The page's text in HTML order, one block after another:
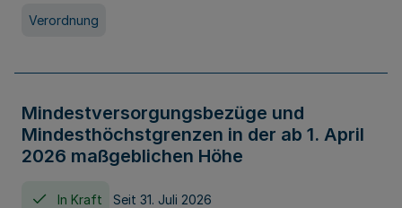
Verordnung
Mindestversorgungsbezüge und
Mindesthöchstgrenzen in der ab 1. April
2026 maßgeblichen Höhe
In Kraft Seit 31. Juli 2026